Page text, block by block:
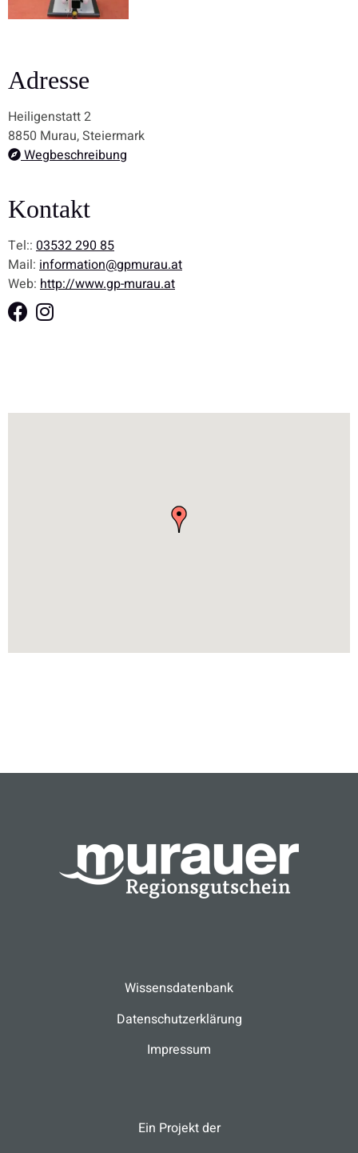
Adresse
Heiligenstatt 2
8850 Murau, Steiermark
Wegbeschreibung
Kontakt
Tel:: 03532 290 85
Mail: information@gpmurau.at
Web: http://www.gp-murau.at
Wissensdatenbank
Datenschutzerklärung
Impressum
Ein Projekt der